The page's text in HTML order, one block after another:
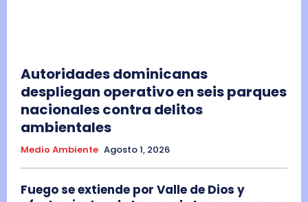
Autoridades dominicanas
despliegan operativo en seis parques
nacionales contra delitos
ambientales
Medio Ambiente Agosto 1, 2026
Fuego se extiende por Valle de Dios y